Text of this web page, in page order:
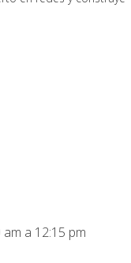
a 12:15 pm